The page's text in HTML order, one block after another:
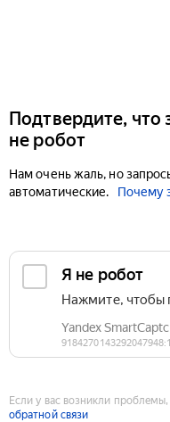
Подтвердите, что
не робот
Нам очень жаль, но
автоматические.
Почему
Если у вас возникли
обратной связи